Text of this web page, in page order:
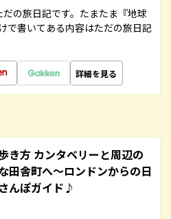
の旅日記です。たまたま『地球
で書いてある内容はただの旅日記
詳細を見る
き方 カンタベリーと周辺の
田舎町へ～ロンドンからの日
んぽガイド♪